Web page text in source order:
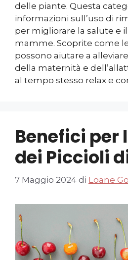
delle piante. Questa
informazioni sull’uso di
per migliorare la salute e
mamme. Scoprite come
possono aiutare a
della maternità e
al tempo stesso relax e
Benefici per
dei Piccioli
7 Maggio 2024 di Loane